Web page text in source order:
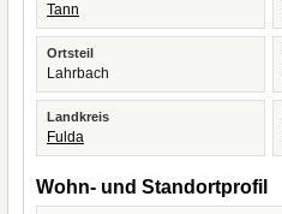
Tann
Ortsteil
Lahrbach
Landkreis
Fulda
Wohn- und Standortprofil